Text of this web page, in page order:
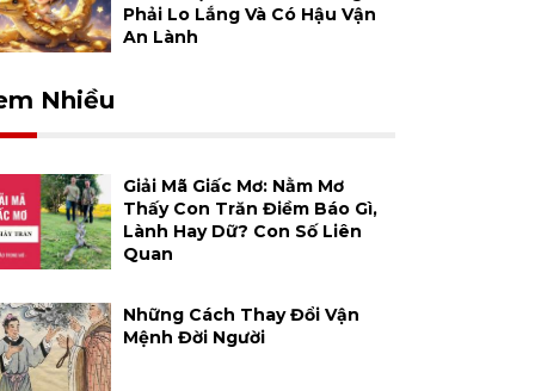
Phải Lo Lắng Và Có Hậu Vận
An Lành
Nhiều
Giải Mã Giấc Mơ: Nằm Mơ
Thấy Con Trăn Điềm Báo Gì,
Lành Hay Dữ? Con Số Liên
Quan
Những Cách Thay Đổi Vận
Mệnh Đời Người